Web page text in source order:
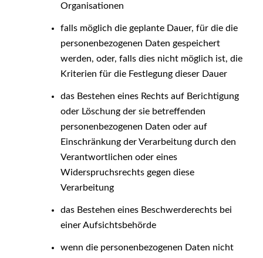
Organisationen
falls möglich die geplante Dauer, für die die
personenbezogenen Daten gespeichert
werden, oder, falls dies nicht möglich ist, die
Kriterien für die Festlegung dieser Dauer
das Bestehen eines Rechts auf Berichtigung
oder Löschung der sie betreffenden
personenbezogenen Daten oder auf
Einschränkung der Verarbeitung durch den
Verantwortlichen oder eines
Widerspruchsrechts gegen diese
Verarbeitung
das Bestehen eines Beschwerderechts bei
einer Aufsichtsbehörde
wenn die personenbezogenen Daten nicht